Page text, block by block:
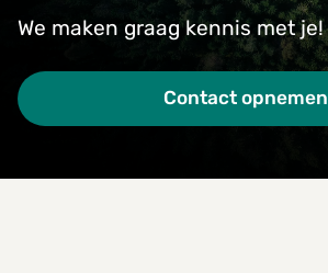
We maken graag kennis met je!
Contact opnemen